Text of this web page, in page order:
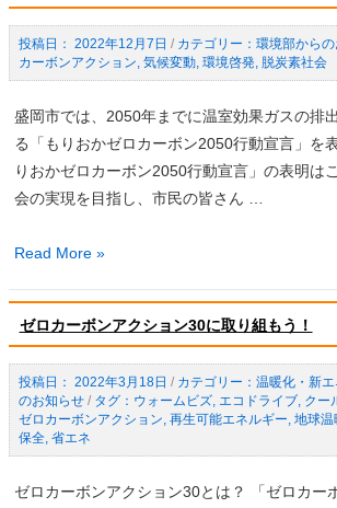
カ
ー
ン
フ
ェ
ス
を
開
催
し
ま
す！
2022年12月7日 / 環境部から
カーボンアクション, 気候変動, 環境啓発, 脱炭素社会
盛岡市では、2050年までに温室効果ガスの排
る「もりおかゼロカーボン2050行動宣言」を
りおかゼロカーボン2050行動宣言」の表明は
会の実現を目指し、市民の皆さん …
「脱
素
社
会
は
な
ぜ
要？」
Read More »
ゼロカーボンアクション30に取り組もう！
2022年3月18日 / 温暖化・新
のお知らせ/ ウォームビズ, エコドライブ, クー
ゼロカーボンアクション, 再生可能エネルギー, 地球温
保全, 省エネ
ゼロカーボンアクション30とは？ 「ゼロカー